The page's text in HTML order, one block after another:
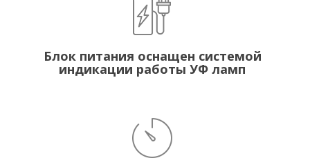
Блок питания оснащен системой
индикации работы УФ ламп